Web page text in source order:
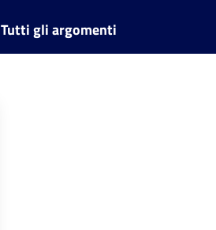
Tutti gli argomenti